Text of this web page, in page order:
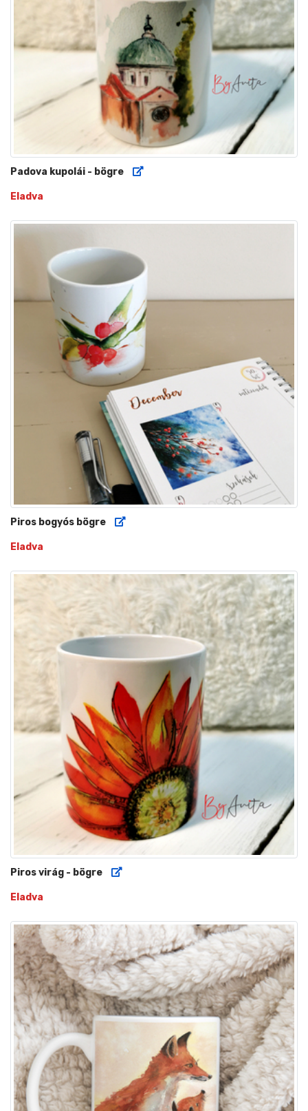
Padova kupolái - bögre
Eladva
Piros bogyós bögre
Eladva
Piros virág - bögre
Eladva